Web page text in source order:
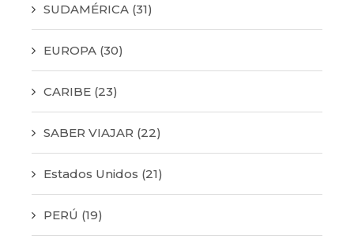
SUDAMÉRICA (31)
EUROPA (30)
CARIBE (23)
SABER VIAJAR (22)
Estados Unidos (21)
PERÚ (19)